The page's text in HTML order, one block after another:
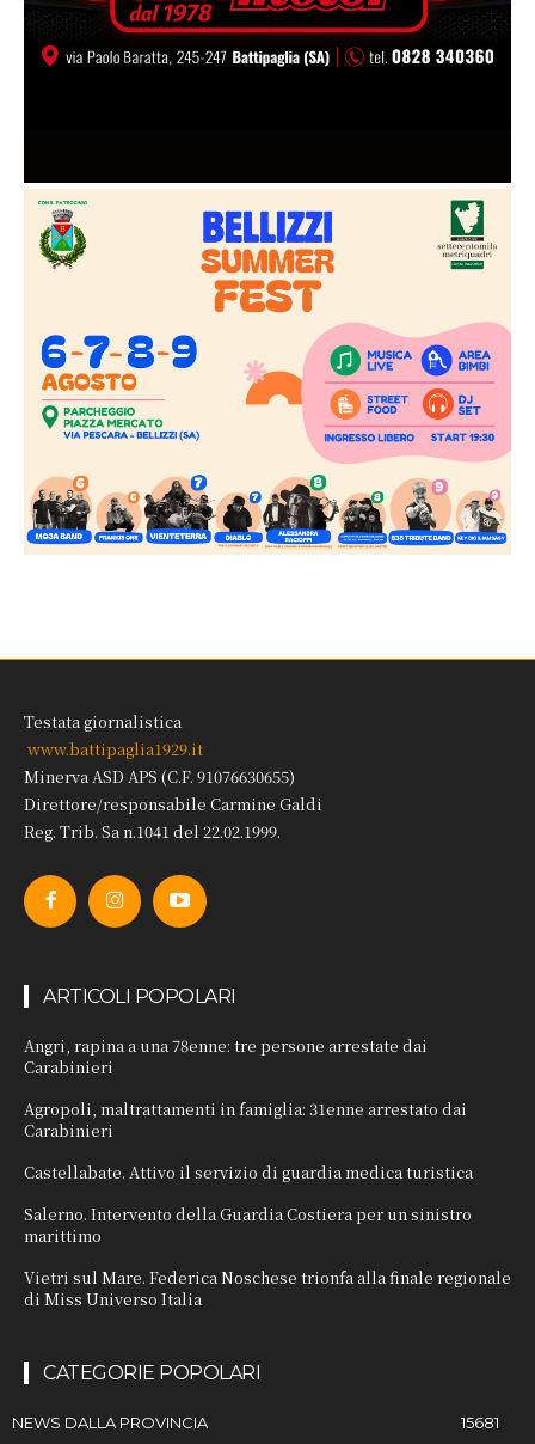
Testata giornalistica
www.battipaglia1929.it
Minerva ASD APS (C.F. 91076630655)
Direttore/responsabile Carmine Galdi
Reg. Trib. Sa n.1041 del 22.02.1999.
ARTICOLI POPOLARI
Angri, rapina a una 78enne: tre persone arrestate dai
Carabinieri
Agropoli, maltrattamenti in famiglia: 31enne arrestato dai
Carabinieri
Castellabate. Attivo il servizio di guardia medica turistica
Salerno. Intervento della Guardia Costiera per un sinistro
marittimo
Vietri sul Mare. Federica Noschese trionfa alla finale regionale
di Miss Universo Italia
CATEGORIE POPOLARI
NEWS DALLA PROVINCIA 15681